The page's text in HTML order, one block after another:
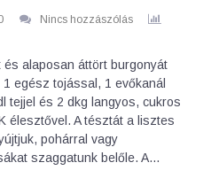
Nincs hozzászólás
és alaposan áttört burgonyát
egész tojással, 1 evőkanál
tejjel és 2 dkg langyos, cukros
élesztővel. A tésztát a lisztes
pohárral vagy
szaggatunk belőle. A…